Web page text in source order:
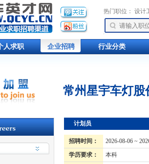
热门职位： 设计
人求职 企业招聘 行业分类
常州星宇车灯股
计划员
招聘时间：
2026-08-06 ~
学历要求：
本科